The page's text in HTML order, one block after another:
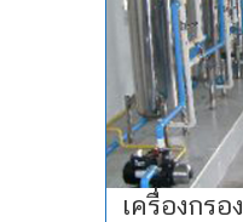
เครื่องกรอ